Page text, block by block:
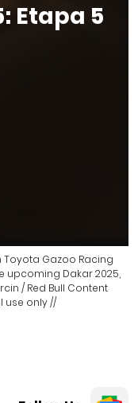
Etapa 5
Gazoo Racing
upcoming Dakar 2025,
/ Red Bull Content
use only //